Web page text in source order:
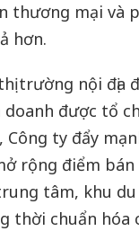
thương mại và
hơn.
trường nội địa
được tổ
Công ty đẩy
rộng điểm bán
tâm, khu du
thời chuẩn hóa